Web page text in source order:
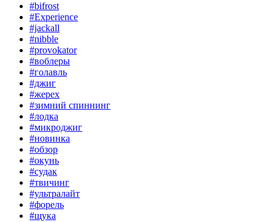
#bifrost
#Experience
#jackall
#nibble
#provokator
#воблеры
#голавль
#джиг
#жерех
#зимний спиннинг
#лодка
#микроджиг
#новинка
#обзор
#окунь
#судак
#твичинг
#ультралайт
#форель
#щука